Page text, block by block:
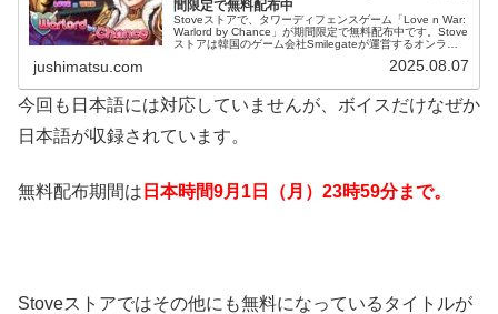
間限定で無料配布中
Stoveストアで、タワーディフェンスゲーム「Love n War:
Warlord by Chance」が期間限定で無料配布中です。Stove
ストアは韓国のゲーム会社Smilegateが運営するオンライ
jushimatsu.com 2025.08.07
今回も日本語には対応していませんが、ボイスだけなぜか
日本語が収録されています。
無料配布期間は 日本時間9月1日（月）23時59分まで。
Stoveストアではその他にも無料になっているタイトルが